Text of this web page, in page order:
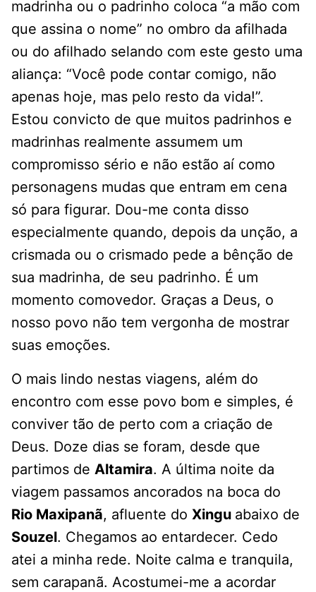
madrinha ou o padrinho coloca “a mão com
que assina o nome” no ombro da afilhada
ou do afilhado selando com este gesto uma
aliança: “Você pode contar comigo, não
apenas hoje, mas pelo resto da vida!”.
Estou convicto de que muitos padrinhos e
madrinhas realmente assumem um
compromisso sério e não estão aí como
personagens mudas que entram em cena
só para figurar. Dou-me conta disso
especialmente quando, depois da unção, a
crismada ou o crismado pede a bênção de
sua madrinha, de seu padrinho. É um
momento comovedor. Graças a Deus, o
nosso povo não tem vergonha de mostrar
suas emoções.
O mais lindo nestas viagens, além do
encontro com esse povo bom e simples, é
conviver tão de perto com a criação de
Deus. Doze dias se foram, desde que
partimos de Altamira. A última noite da
viagem passamos ancorados na boca do
Rio Maxipanã, afluente do Xingu abaixo de
Souzel. Chegamos ao entardecer. Cedo
atei a minha rede. Noite calma e tranquila,
sem carapanã. Acostumei-me a acordar